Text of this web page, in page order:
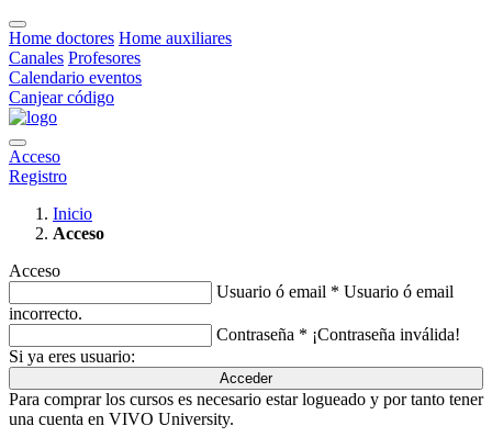
Home doctores Home auxiliares
Canales Profesores
Calendario eventos
Canjear código
Acceso
Registro
Inicio
Acceso
Acceso
Usuario ó email * Usuario ó email
incorrecto.
Contraseña * ¡Contraseña inválida!
Si ya eres usuario:
Acceder
Para comprar los cursos es necesario estar logueado y por tanto tener
una cuenta en VIVO University.